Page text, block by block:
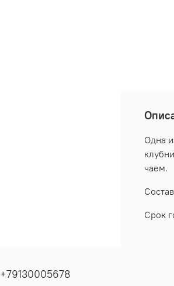
Одна
чаем.
Срок
+79130005678